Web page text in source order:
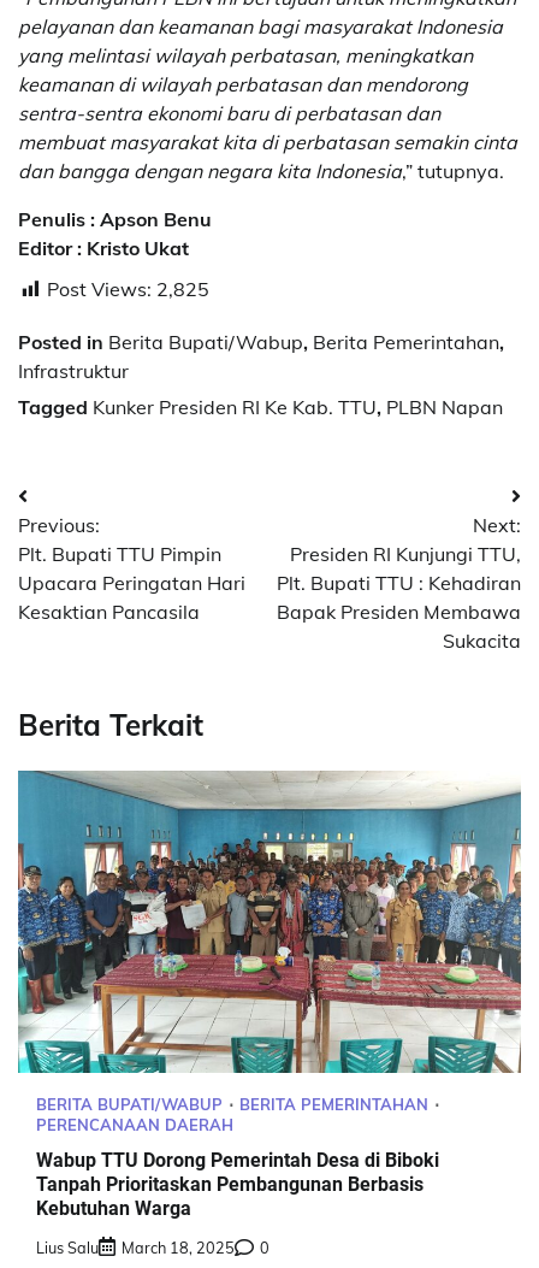
pelayanan dan keamanan bagi masyarakat Indonesia
yang melintasi wilayah perbatasan, meningkatkan
keamanan di wilayah perbatasan dan mendorong
sentra-sentra ekonomi baru di perbatasan dan
membuat masyarakat kita di perbatasan semakin cinta
dan bangga dengan negara kita Indonesia,” tutupnya.
Penulis : Apson Benu
Editor : Kristo Ukat
Post Views: 2,825
Posted in Berita Bupati/Wabup, Berita Pemerintahan,
Infrastruktur
Tagged Kunker Presiden RI Ke Kab. TTU, PLBN Napan
Post
navigation
Previous:
Plt. Bupati TTU Pimpin
Upacara Peringatan Hari
Kesaktian Pancasila
Next:
Presiden RI Kunjungi TTU,
Plt. Bupati TTU : Kehadiran
Bapak Presiden Membawa
Sukacita
Berita Terkait
BERITA BUPATI/WABUP
BERITA PEMERINTAHAN
PERENCANAAN DAERAH
Wabup TTU Dorong Pemerintah Desa di Biboki
Tanpah Prioritaskan Pembangunan Berbasis
Kebutuhan Warga
Lius Salu March 18, 2025 0